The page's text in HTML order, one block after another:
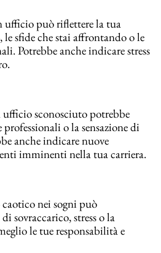
ufficio può riflettere la tua
sfide che stai affrontando o le
Potrebbe anche indicare stress
sconosciuto potrebbe
o la sensazione di
anche indicare nuove
imminenti nella tua carriera.
nei sogni può
sovraccarico, stress o la
le tue responsabilità e